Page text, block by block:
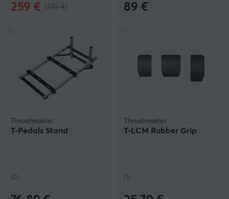
259 € 89 €
Thrustmaster
T-Pedals Stand
(0)
Thrustmaster
T-LCM Rubber Grip
(1)